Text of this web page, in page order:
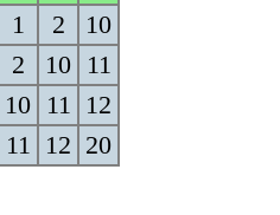
1 2
10
2 10 11
10 11 12
11 12 20